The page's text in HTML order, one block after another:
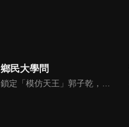
鄉民大學問
鎖定「模仿天王」郭子乾，還有高顏值學霸大學生辛辣提問唷！全新優質節目都在NOWnews《鄉民大學問》！